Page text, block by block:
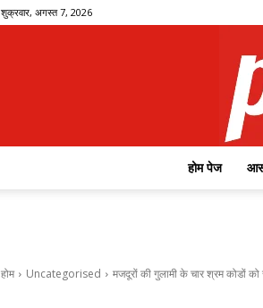
शुक्रवार, अगस्त 7, 2026
होम पेज
होम Uncategorised मजदूरों की गुलामी के चार श्रम कोडों को